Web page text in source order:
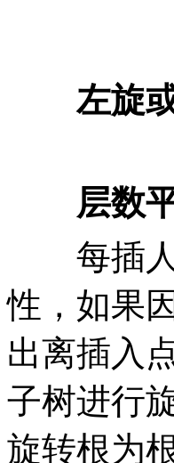
左旋
层数
每插人
性，如果
出离插入
子树进行
旋转根为